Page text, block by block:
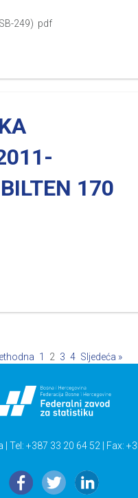
249) pdf
170
1 2 3 4 Sljedeća »
+387 33 20 64 52 | Fax: